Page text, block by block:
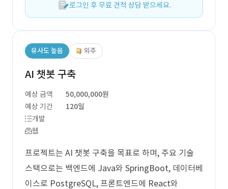
로그인 후 무료 견적 상담 받으세요.
유사도 높음 외주
AI 챗봇 구축
예상 금액
50,000,000원
예상 기간
120일
개발
웹
프로젝트는 AI 챗봇 구축을 목표로 하며, 주요 기술
스택으로는 백엔드에 Java와 SpringBoot, 데이터베
이스로 PostgreSQL, 프론트엔드에 React와